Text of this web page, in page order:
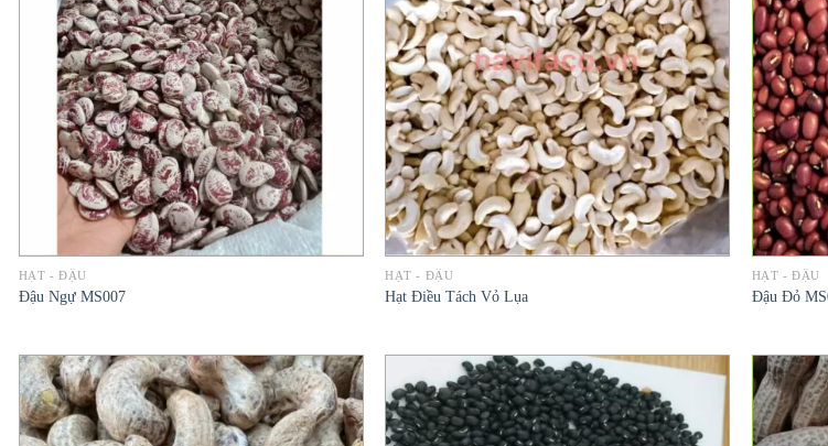
HẠT - ĐẬU
Đậu Ngự MS007
HẠT - ĐẬU
Hạt Điều Tách Vỏ Lụa
HẠT - ĐẬU
Đậu Đỏ